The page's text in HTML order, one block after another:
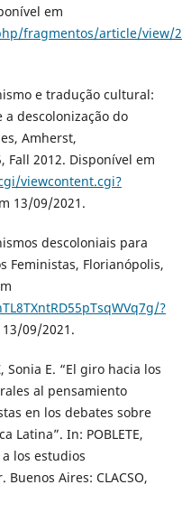
em
fragmentos/article/view/
e tradução cultural:
descolonização do
Amherst,
Fall 2012. Disponível em
viewcontent.cgi?
13/09/2021.
descoloniais para
Feministas, Florianópolis,
?
13/09/2021.
Sonia E. “El giro hacia los
al pensamiento
en los debates sobre
Latina”. In: POBLETE,
los estudios
Aires: CLACSO,